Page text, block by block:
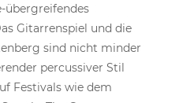
übergreifendes
Gitarrenspiel und die
sind nicht minder
percussiver Stil
Festivals wie dem